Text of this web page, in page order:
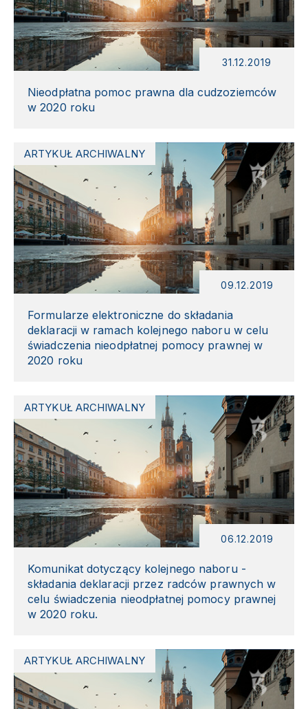
31.12.2019
Nieodpłatna pomoc prawna dla cudzoziemców
w 2020 roku
ARTYKUŁ ARCHIWALNY
09.12.2019
Formularze elektroniczne do składania
deklaracji w ramach kolejnego naboru w celu
świadczenia nieodpłatnej pomocy prawnej w
2020 roku
ARTYKUŁ ARCHIWALNY
06.12.2019
Komunikat dotyczący kolejnego naboru -
składania deklaracji przez radców prawnych w
celu świadczenia nieodpłatnej pomocy prawnej
w 2020 roku.
ARTYKUŁ ARCHIWALNY